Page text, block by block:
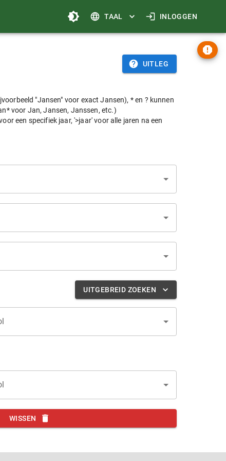
TAAL INLOGGEN
UITLEG
"Jansen" voor exact Jansen), * en ? kunnen
voor Jan, Jansen, Janssen, etc.)
een specifiek jaar, '>jaar' voor alle jaren na een
UITGEBREID ZOEKEN
WISSEN